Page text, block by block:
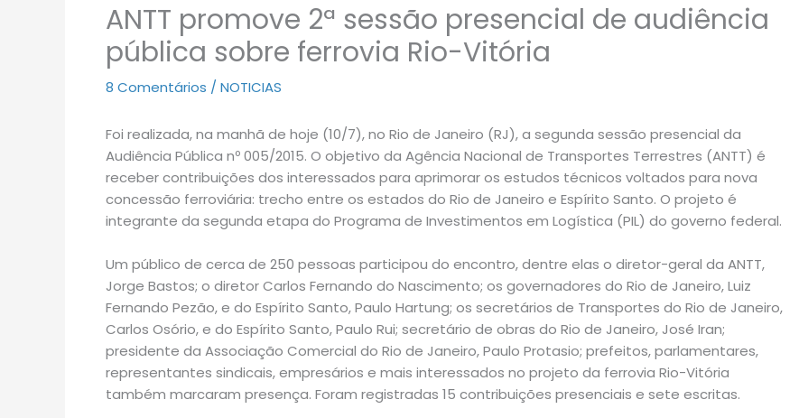
ANTT promove 2ª sessão presencial de audiência
pública sobre ferrovia Rio-Vitória
8 Comentários / NOTICIAS
Foi realizada, na manhã de hoje (10/7), no Rio de Janeiro (RJ), a segunda sessão presencial da
Audiência Pública nº 005/2015. O objetivo da Agência Nacional de Transportes Terrestres (ANTT) é
receber contribuições dos interessados para aprimorar os estudos técnicos voltados para nova
concessão ferroviária: trecho entre os estados do Rio de Janeiro e Espírito Santo. O projeto é
integrante da segunda etapa do Programa de Investimentos em Logística (PIL) do governo federal.
Um público de cerca de 250 pessoas participou do encontro, dentre elas o diretor-geral da ANTT,
Jorge Bastos; o diretor Carlos Fernando do Nascimento; os governadores do Rio de Janeiro, Luiz
Fernando Pezão, e do Espírito Santo, Paulo Hartung; os secretários de Transportes do Rio de Janeiro,
Carlos Osório, e do Espírito Santo, Paulo Rui; secretário de obras do Rio de Janeiro, José Iran;
presidente da Associação Comercial do Rio de Janeiro, Paulo Protasio; prefeitos, parlamentares,
representantes sindicais, empresários e mais interessados no projeto da ferrovia Rio-Vitória
também marcaram presença. Foram registradas 15 contribuições presenciais e sete escritas.